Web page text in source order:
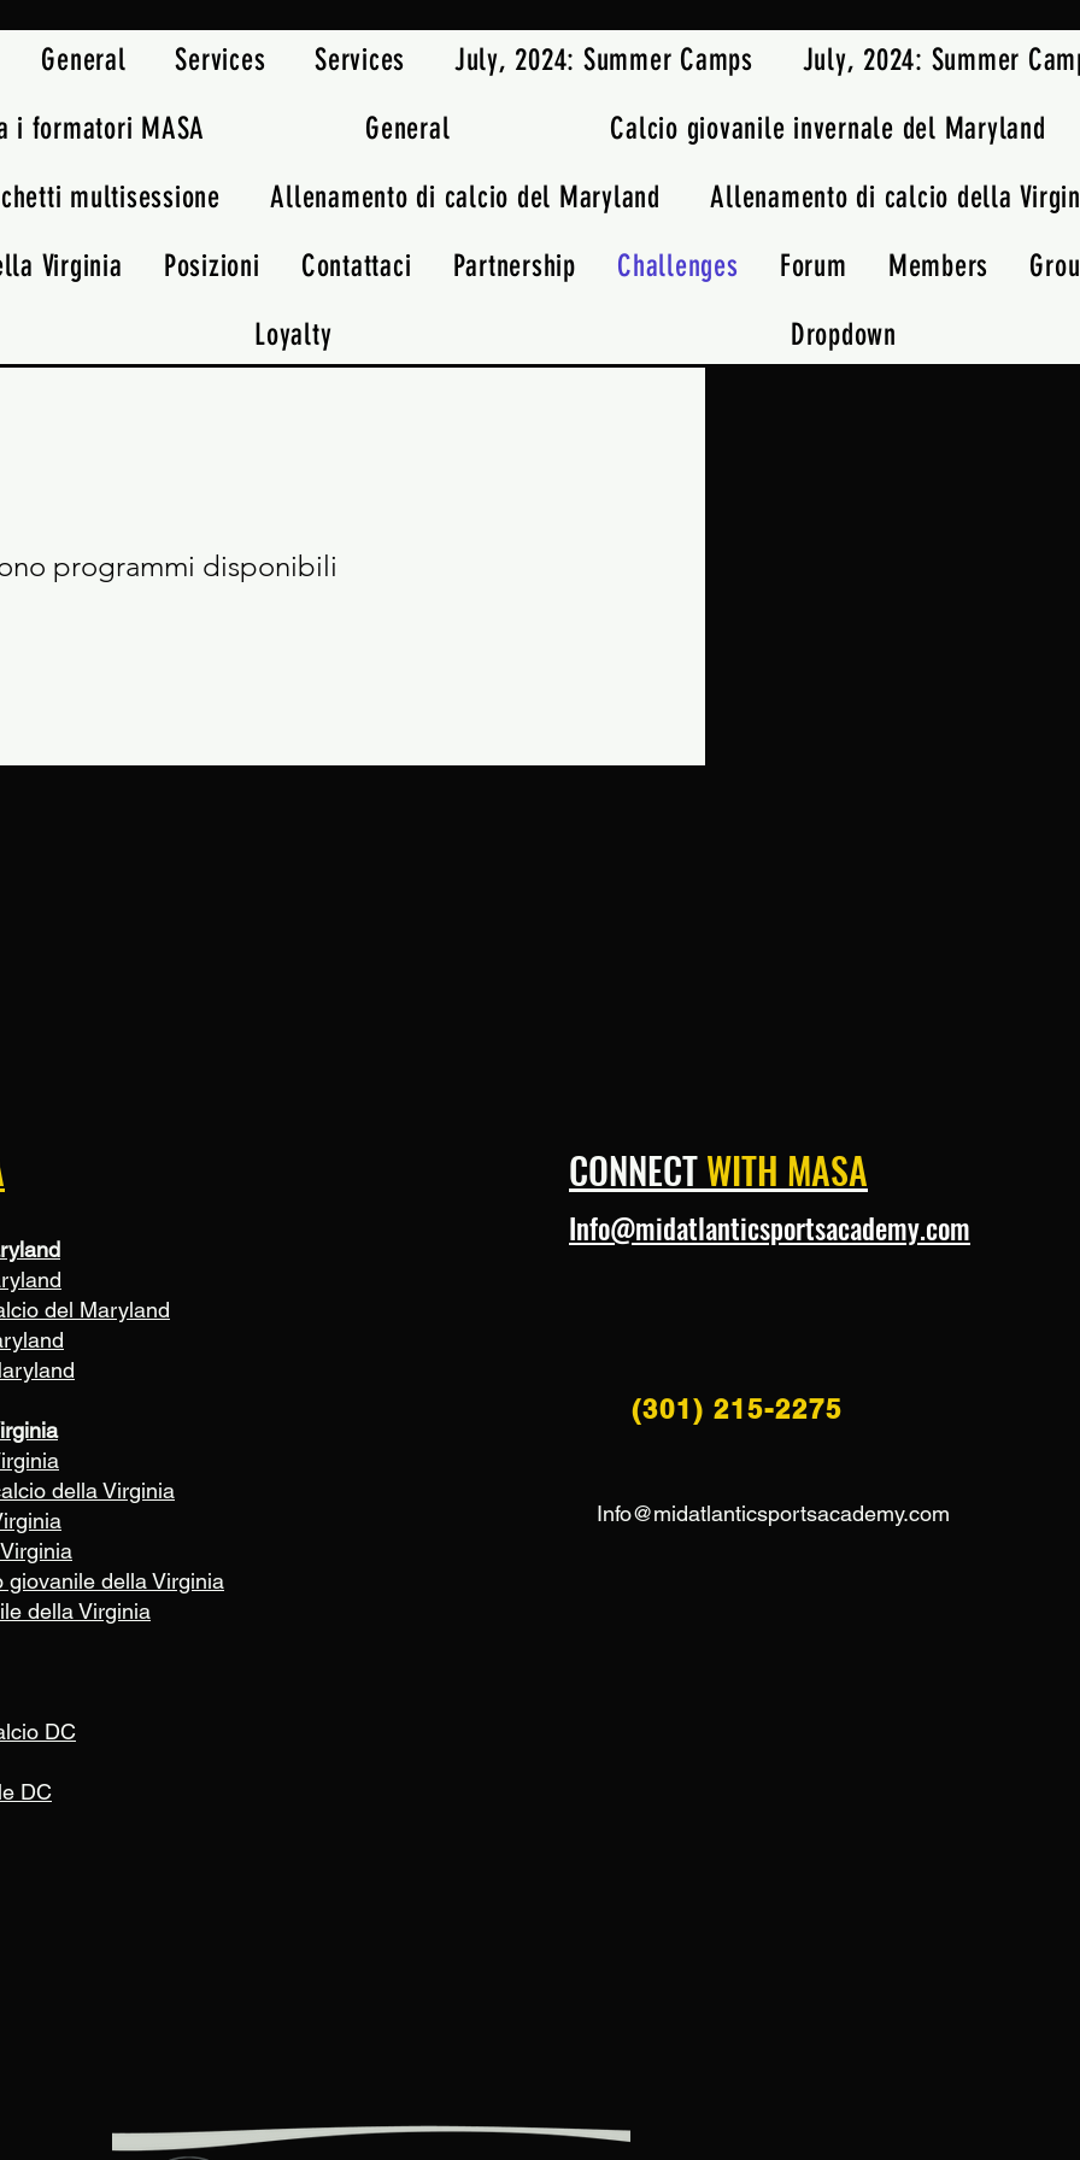
General Services Services July, 2024: Summer Camps
July, 2024: Summer
i formatori MASA General
Calcio giovanile invernale del Maryland
multisessione Allenamento di calcio del Maryland
Allenamento di calcio della
Virginia Posizioni Contattaci Partnership Challenges Forum Members
Loyalty Dropdown
programmi disponibili
del Maryland
della Virginia
della Virginia
della Virginia
DC
DC
CONNECTWITH MASA
Info@midatlanticsportsacademy.com
(301) 215-2275
Info@midatlanticsportsacademy.com